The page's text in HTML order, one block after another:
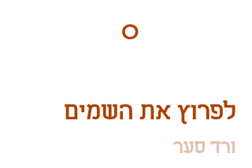
O
לפרוץ את השמים
ורד סער